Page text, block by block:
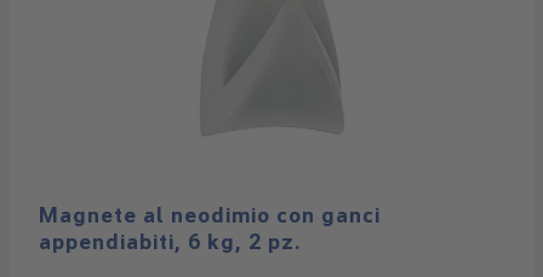
Magnete al neodimio con ganci
appendiabiti, 6 kg, 2 pz.